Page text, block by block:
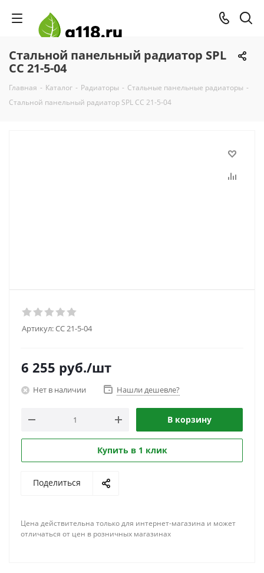
Стальной панельный радиатор SPL
CC 21-5-04
Главная - Каталог - Радиаторы - Стальные панельные радиаторы -
Стальной панельный радиатор SPL CC 21-5-04
Артикул:CC 21-5-04
6 255 руб./шт
Нет в наличии Нашли дешевле?
В корзину
Купить в 1 клик
Поделиться
Цена действительна только для интернет-магазина и может
отличаться от цен в розничных магазинах